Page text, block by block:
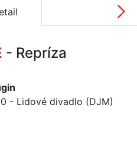
- Repríza
- Lidové divadlo (DJM)